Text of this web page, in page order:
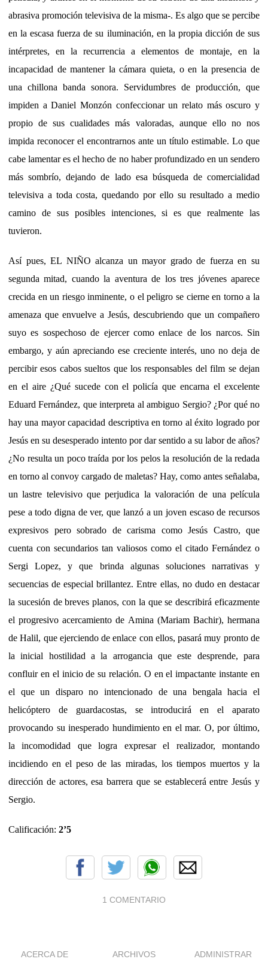
abrasiva promoción televisiva de la misma-. Es algo que se percibe
en la escasa fuerza de su iluminación, en la propia dicción de sus
intérpretes, en la recurrencia a elementos de montaje, en la
incapacidad de mantener la cámara quieta, o en la presencia de
una chillona banda sonora. Servidumbres de producción, que
impiden a Daniel Monzón confeccionar un relato más oscuro y
propio de sus cualidades más valoradas, aunque ello no nos
impida reconocer el encontrarnos ante un título estimable. Lo que
cabe lamentar es el hecho de no haber profundizado en un sendero
más sombrío, dejando de lado esa búsqueda de comercialidad
televisiva a toda costa, quedando por ello su resultado a medio
camino de sus posibles intenciones, si es que realmente las
tuvieron.
Así pues, EL NIÑO alcanza un mayor grado de fuerza en su
segunda mitad, cuando la aventura de los tres jóvenes aparece
crecida en un riesgo inminente, o el peligro se cierne en torno a la
amenaza que envuelve a Jesús, descubriendo que un compañero
suyo es sospechoso de ejercer como enlace de los narcos. Sin
embargo, y aún apreciando ese creciente interés, uno no deja de
percibir esos cabos sueltos que los responsables del film se dejan
en el aire ¿Qué sucede con el policía que encarna el excelente
Eduard Fernández, que interpreta al ambiguo Sergio? ¿Por qué no
hay una mayor capacidad descriptiva en torno al éxito logrado por
Jesús en su desesperado intento por dar sentido a su labor de años?
¿No resulta un poco traída por los pelos la resolución de la redada
en torno al convoy cargado de maletas? Hay, como antes señalaba,
un lastre televisivo que perjudica la valoración de una película
pese a todo digna de ver, que lanzó a un joven escaso de recursos
expresivos pero sobrado de carisma como Jesús Castro, que
cuenta con secundarios tan valiosos como el citado Fernández o
Sergi Lopez, y que brinda algunas soluciones narrativas y
secuencias de especial brillantez. Entre ellas, no dudo en destacar
la sucesión de breves planos, con la que se describirá eficazmente
el progresivo acercamiento de Amina (Mariam Bachir), hermana
de Halil, que ejerciendo de enlace con ellos, pasará muy pronto de
la inicial hostilidad a la arrogancia que este desprende, para
confluir en el inicio de su relación. O en el impactante instante en
el que un disparo no intencionado de una bengala hacia el
helicóptero de guardacostas, se introducirá en el aparato
provocando su inesperado hundimiento en el mar. O, por último,
la incomodidad que logra expresar el realizador, montando
incidiendo en el peso de las miradas, los tiempos muertos y la
dirección de actores, esa barrera que se establecerá entre Jesús y
Sergio.
Calificación: 2’5
1 COMENTARIO
ACERCA DE ARCHIVOS ADMINISTRAR